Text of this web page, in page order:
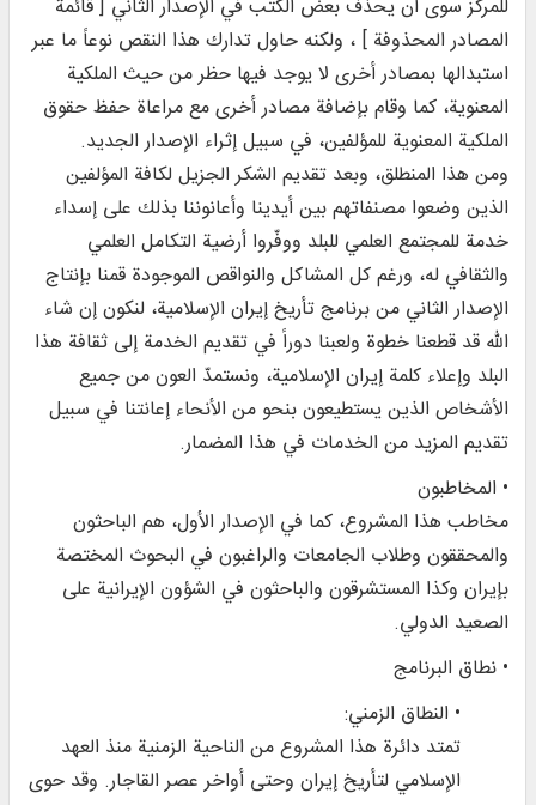
للمركز سوى أن يحذف بعض الكتب في الإصدار الثاني [ قائمة
المصادر المحذوفة ] ، ولكنه حاول تدارك هذا النقص نوعاً ما عبر
استبدالها بمصادر أخرى لا يوجد فيها حظر من حيث الملكية
المعنوية، كما وقام بإضافة مصادر أخرى مع مراعاة حفظ حقوق
الملكية المعنوية للمؤلفين، في سبيل إثراء الإصدار الجديد.
ومن هذا المنطلق، وبعد تقديم الشكر الجزيل لكافة المؤلفين
الذين وضعوا مصنفاتهم بين أيدينا وأعانوننا بذلك على إسداء
خدمة للمجتمع العلمي للبلد ووفّروا أرضية التكامل العلمي
والثقافي له، ورغم كل المشاكل والنواقص الموجودة قمنا بإنتاج
الإصدار الثاني من برنامج تأريخ إيران الإسلامية، لنكون إن شاء
الله قد قطعنا خطوة ولعبنا دوراً في تقديم الخدمة إلى ثقافة هذا
البلد وإعلاء كلمة إيران الإسلامية، ونستمدّ العون من جميع
الأشخاص الذين يستطيعون بنحو من الأنحاء إعانتنا في سبيل
تقديم المزيد من الخدمات في هذا المضمار.
• المخاطبون
مخاطب هذا المشروع، كما في الإصدار الأول، هم الباحثون
والمحققون وطلاب الجامعات والراغبون في البحوث المختصة
بإيران وكذا المستشرقون والباحثون في الشؤون الإيرانية على
الصعيد الدولي.
• نطاق البرنامج
• النطاق الزمني:
تمتد دائرة هذا المشروع من الناحية الزمنية منذ العهد
الإسلامي لتأريخ إيران وحتى أواخر عصر القاجار. وقد حوى